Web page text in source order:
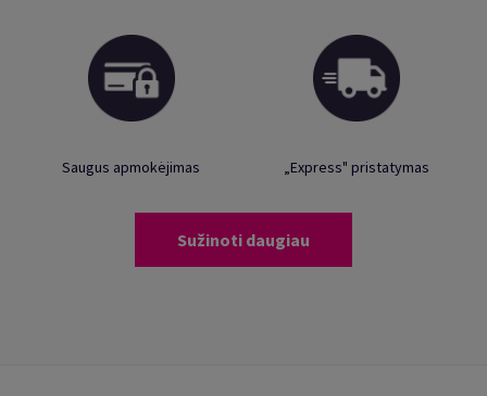
Saugus apmokėjimas „Express" pristatymas
Sužinoti daugiau